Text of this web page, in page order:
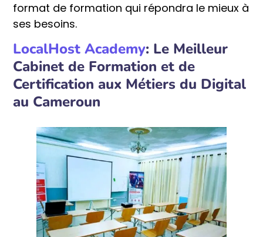
format de formation qui répondra le mieux à
ses besoins.
LocalHost Academy: Le Meilleur
Cabinet de Formation et de
Certification aux Métiers du Digital
au Cameroun